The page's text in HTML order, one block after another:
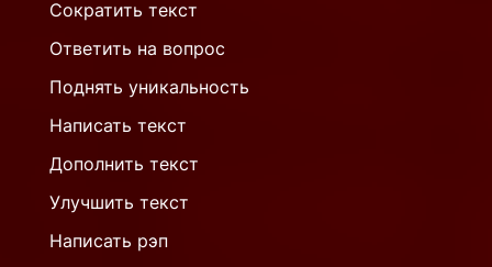
Сократить текст
Ответить на вопрос
Поднять уникальность
Написать текст
Дополнить текст
Улучшить текст
Написать рэп